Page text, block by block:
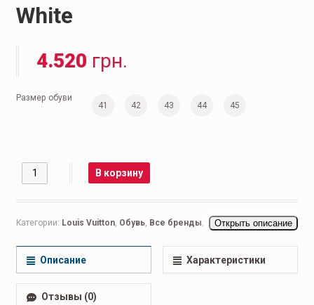
White
4.520 грн.
Размер обуви
41 42 43 44 45
Количество В корзину
Категории: Louis Vuitton, Обувь, Все бренды Женская обувь,
Открыть описание
Описание Характеристики
Отзывы (0)